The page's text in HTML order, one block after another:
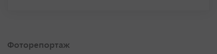
Фоторепортаж